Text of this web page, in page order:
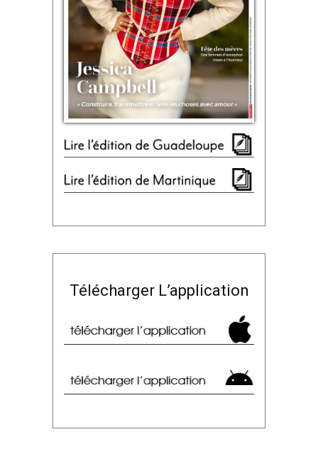
Télécharger L’application